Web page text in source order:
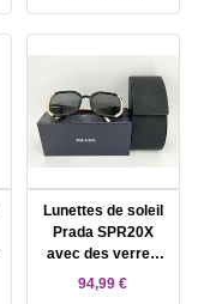
Lunettes de soleil
Prada SPR20X
avec des verres
noirs
94,99 €